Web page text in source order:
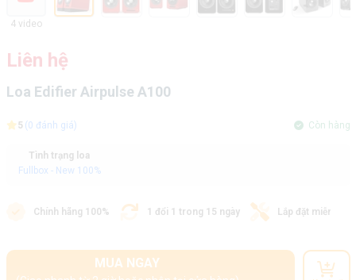
4 video
Liên hệ
Loa Edifier Airpulse A100
5 (0 đánh giá) Còn hàng
Tình trạng loa
Fullbox - New 100%
Chính hãng 100% 1 đổi 1 trong 15 ngày Lắp đặt miễn phí
MUA NGAY